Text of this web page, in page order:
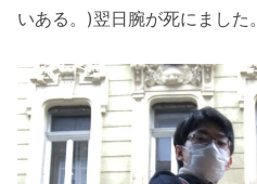
いある。)翌日腕が死にました。